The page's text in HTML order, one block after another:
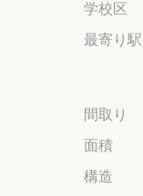
学校区
最寄り駅
間取り
面積
構造